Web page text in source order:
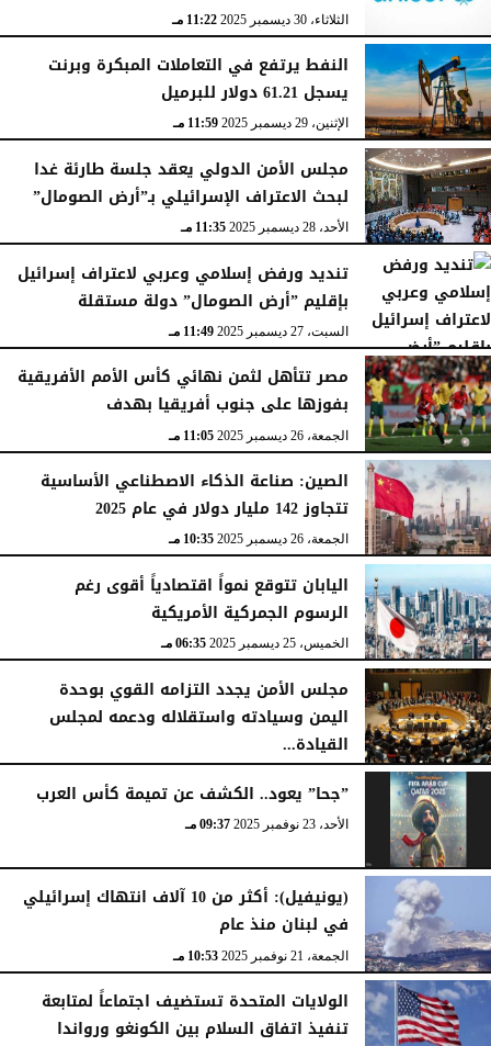
الثلاثاء، 30 ديسمبر 2025 11:22 مـ
النفط يرتفع في التعاملات المبكرة وبرنت
يسجل 61.21 دولار للبرميل
الإثنين، 29 ديسمبر 2025 11:59 مـ
مجلس الأمن الدولي يعقد جلسة طارئة غدا
لبحث الاعتراف الإسرائيلي بـ”أرض الصومال”
الأحد، 28 ديسمبر 2025 11:35 مـ
تنديد ورفض إسلامي وعربي لاعتراف إسرائيل
بإقليم ”أرض الصومال” دولة مستقلة
السبت، 27 ديسمبر 2025 11:49 مـ
مصر تتأهل لثمن نهائي كأس الأمم الأفريقية
بفوزها على جنوب أفريقيا بهدف
الجمعة، 26 ديسمبر 2025 11:05 مـ
الصين: صناعة الذكاء الاصطناعي الأساسية
تتجاوز 142 مليار دولار في عام 2025
الجمعة، 26 ديسمبر 2025 10:35 مـ
اليابان تتوقع نمواً اقتصادياً أقوى رغم
الرسوم الجمركية الأمريكية
الخميس، 25 ديسمبر 2025 06:35 مـ
مجلس الأمن يجدد التزامه القوي بوحدة
اليمن وسيادته واستقلاله ودعمه لمجلس
القيادة...
الأربعاء، 24 ديسمبر 2025
”جحا” يعود.. الكشف عن تميمة كأس العرب
الأحد، 23 نوفمبر 2025 09:37 مـ
(يونيفيل): أكثر من 10 آلاف انتهاك إسرائيلي
في لبنان منذ عام
الجمعة، 21 نوفمبر 2025 10:53 مـ
الولايات المتحدة تستضيف اجتماعاً لمتابعة
تنفيذ اتفاق السلام بين الكونغو ورواندا